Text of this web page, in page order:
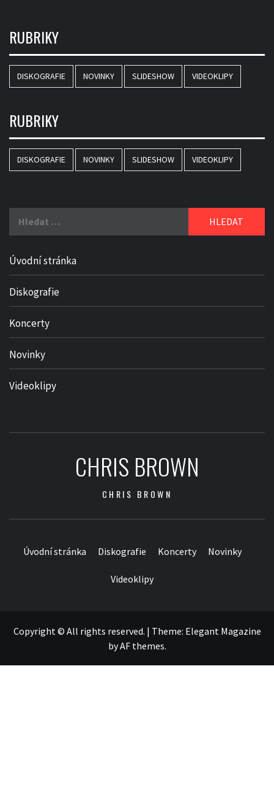
RUBRIKY
DISKOGRAFIE NOVINKY SLIDESHOW VIDEOKLIPY
RUBRIKY
DISKOGRAFIE NOVINKY SLIDESHOW VIDEOKLIPY
Úvodní stránka
Diskografie
Koncerty
Novinky
Videoklipy
CHRIS BROWN
CHRIS BROWN
Úvodní stránka Diskografie Koncerty Novinky
Videoklipy
Copyright © All rights reserved. | Theme: Elegant Magazine
byAF themes.